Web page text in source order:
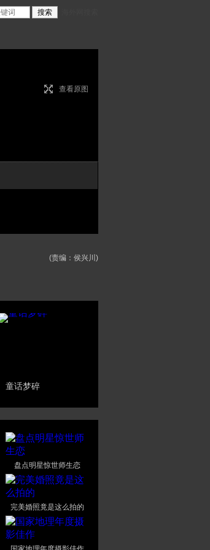
查看原图
(责编：侯兴川)
童话梦碎
盘点明星惊世师生恋
完美婚照竟是这么拍的